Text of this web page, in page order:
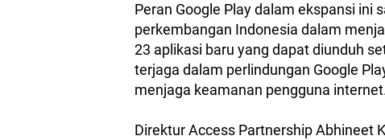
Peran Google Play dalam ekspansi ini
perkembangan Indonesia dalam
23 aplikasi baru yang dapat diunduh
terjaga dalam perlindungan Google
menjaga keamanan pengguna
Direktur Access Partnership Abhineet